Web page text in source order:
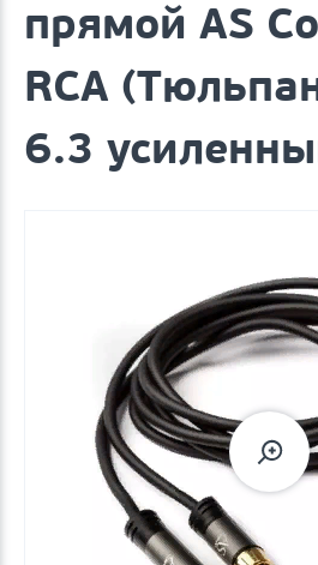
прямой AS
RCA
6.3